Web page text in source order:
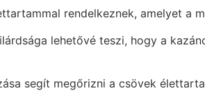
rendelkeznek, amelyet a
lehetővé teszi, hogy a
segít megőrizni a csövek